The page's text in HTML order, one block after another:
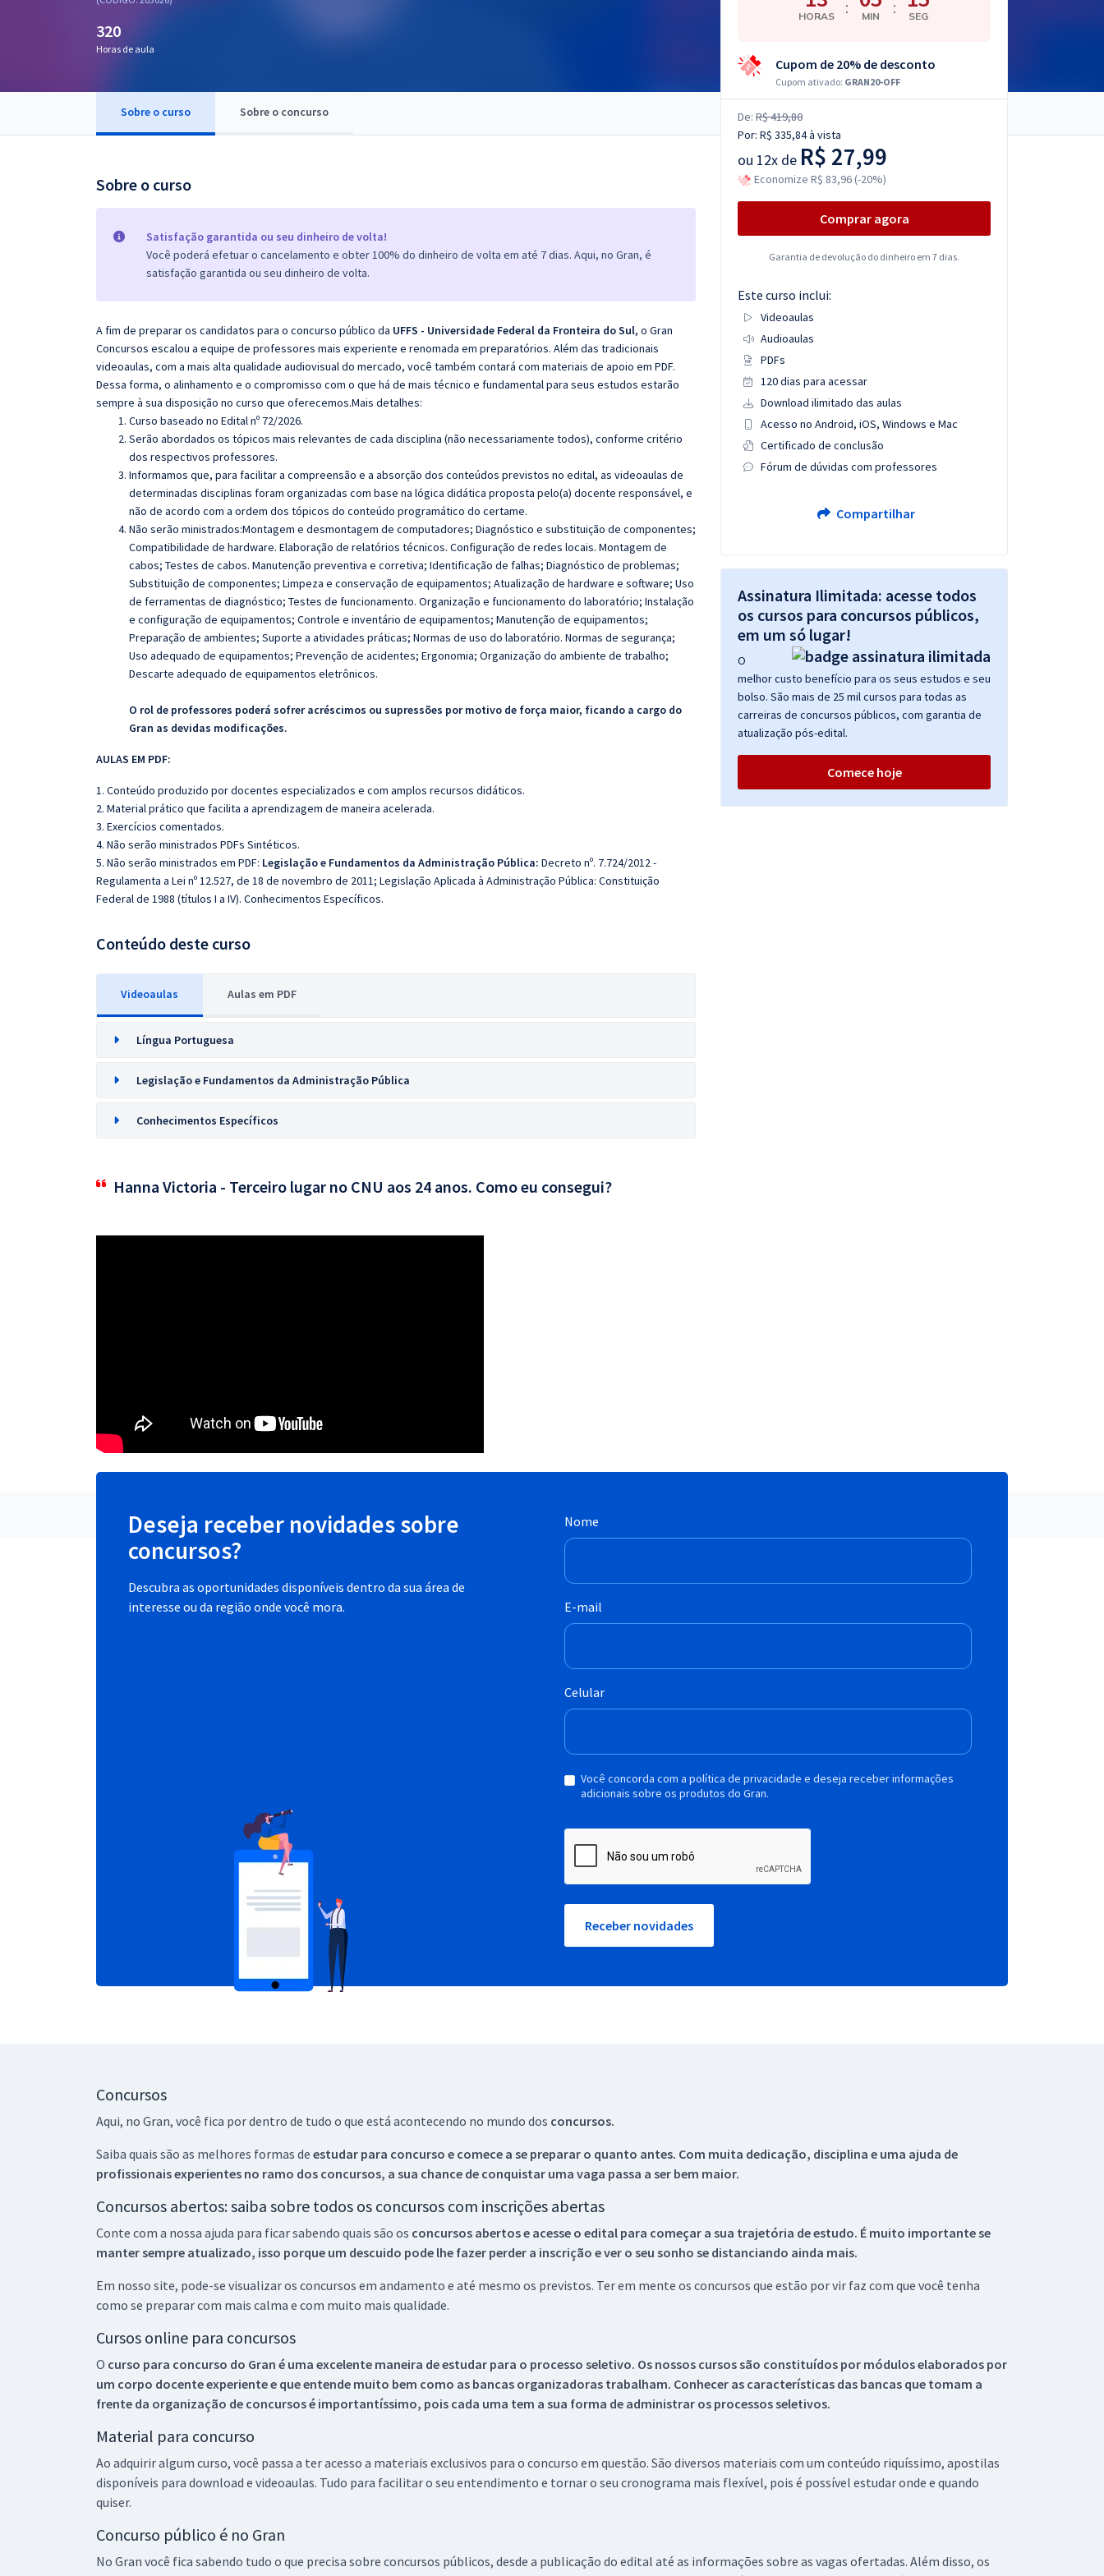
OAB
320
Horas de aula
Sobre o curso Sobre o concurso
Sobre o curso
Satisfação garantida ou seu dinheiro de volta!
Você poderá efetuar o cancelamento e obter 100% do dinheiro de volta em até 7 dias. Aqui, no Gran, é
satisfação garantida ou seu dinheiro de volta.
A fim de preparar os candidatos para o concurso público da UFFS - Universidade Federal da Fronteira do Sul, o Gran
Concursos escalou a equipe de professores mais experiente e renomada em preparatórios. Além das tradicionais
videoaulas, com a mais alta qualidade audiovisual do mercado, você também contará com materiais de apoio em PDF.
Dessa forma, o alinhamento e o compromisso com o que há de mais técnico e fundamental para seus estudos estarão
sempre à sua disposição no curso que oferecemos.Mais detalhes:
Curso baseado no Edital nº 72/2026.
Serão abordados os tópicos mais relevantes de cada disciplina (não necessariamente todos), conforme critério
dos respectivos professores.
Informamos que, para facilitar a compreensão e a absorção dos conteúdos previstos no edital, as videoaulas de
determinadas disciplinas foram organizadas com base na lógica didática proposta pelo(a) docente responsável, e
não de acordo com a ordem dos tópicos do conteúdo programático do certame.
Não serão ministrados:Montagem e desmontagem de computadores; Diagnóstico e substituição de componentes;
Compatibilidade de hardware. Elaboração de relatórios técnicos. Configuração de redes locais. Montagem de
cabos; Testes de cabos. Manutenção preventiva e corretiva; Identificação de falhas; Diagnóstico de problemas;
Substituição de componentes; Limpeza e conservação de equipamentos; Atualização de hardware e software; Uso
de ferramentas de diagnóstico; Testes de funcionamento. Organização e funcionamento do laboratório; Instalação
e configuração de equipamentos; Controle e inventário de equipamentos; Manutenção de equipamentos;
Preparação de ambientes; Suporte a atividades práticas; Normas de uso do laboratório. Normas de segurança;
Uso adequado de equipamentos; Prevenção de acidentes; Ergonomia; Organização do ambiente de trabalho;
Descarte adequado de equipamentos eletrônicos.
O rol de professores poderá sofrer acréscimos ou supressões por motivo de força maior, ficando a cargo do
Gran as devidas modificações.
AULAS EM PDF:
1. Conteúdo produzido por docentes especializados e com amplos recursos didáticos.
2. Material prático que facilita a aprendizagem de maneira acelerada.
3. Exercícios comentados.
4. Não serão ministrados PDFs Sintéticos.
5. Não serão ministrados em PDF: Legislação e Fundamentos da Administração Pública: Decreto nº. 7.724/2012 -
Regulamenta a Lei nº 12.527, de 18 de novembro de 2011; Legislação Aplicada à Administração Pública: Constituição
Federal de 1988 (títulos I a IV). Conhecimentos Específicos.
Conteúdo deste curso
Videoaulas Aulas em PDF
Língua Portuguesa
Legislação e Fundamentos da Administração Pública
Conhecimentos Específicos
Hanna Victoria - Terceiro lugar no CNU aos 24 anos. Como eu consegui?
HORAS : MIN : SEG
Cupom de 20% de desconto
Cupom ativado: GRAN20-OFF
De: R$ 419,80
Por: R$ 335,84à vista
ou 12x de R$ 27,99
Economize R$ 83,96 (-20%)
Comprar agora
Garantia de devolução do dinheiro em 7 dias.
Este curso inclui:
Videoaulas
Audioaulas
PDFs
120 dias para acessar
Download ilimitado das aulas
Acesso no Android, iOS, Windows e Mac
Certificado de conclusão
Fórum de dúvidas com professores
Compartilhar
Assinatura Ilimitada: acesse todos
os cursos para concursos públicos,
em um só lugar!
O
melhor custo benefício para os seus estudos e seu
bolso. São mais de 25 mil cursos para todas as
carreiras de concursos públicos, com garantia de
atualização pós-edital.
Comece hoje
Deseja receber novidades sobre
concursos?
Descubra as oportunidades disponíveis dentro da sua área de
interesse ou da região onde você mora.
Nome
E-mail
Celular
Você concorda com a política de privacidade e deseja receber informações
adicionais sobre os produtos do Gran.
Receber novidades
Concursos
Aqui, no Gran, você fica por dentro de tudo o que está acontecendo no mundo dos concursos.
Saiba quais são as melhores formas de estudar para concurso e comece a se preparar o quanto antes. Com muita dedicação, disciplina e uma ajuda de
profissionais experientes no ramo dos concursos, a sua chance de conquistar uma vaga passa a ser bem maior.
Concursos abertos: saiba sobre todos os concursos com inscrições abertas
Conte com a nossa ajuda para ficar sabendo quais são os concursos abertos e acesse o edital para começar a sua trajetória de estudo. É muito importante se
manter sempre atualizado, isso porque um descuido pode lhe fazer perder a inscrição e ver o seu sonho se distanciando ainda mais.
Em nosso site, pode-se visualizar os concursos em andamento e até mesmo os previstos. Ter em mente os concursos que estão por vir faz com que você tenha
como se preparar com mais calma e com muito mais qualidade.
Cursos online para concursos
O curso para concurso do Gran é uma excelente maneira de estudar para o processo seletivo. Os nossos cursos são constituídos por módulos elaborados por
um corpo docente experiente e que entende muito bem como as bancas organizadoras trabalham. Conhecer as características das bancas que tomam a
frente da organização de concursos é importantíssimo, pois cada uma tem a sua forma de administrar os processos seletivos.
Material para concurso
Ao adquirir algum curso, você passa a ter acesso a materiais exclusivos para o concurso em questão. São diversos materiais com um conteúdo riquíssimo, apostilas
disponíveis para download e videoaulas. Tudo para facilitar o seu entendimento e tornar o seu cronograma mais flexível, pois é possível estudar onde e quando
quiser.
Concurso público é no Gran
No Gran você fica sabendo tudo o que precisa sobre concursos públicos, desde a publicação do edital até as informações sobre as vagas ofertadas. Além disso, os